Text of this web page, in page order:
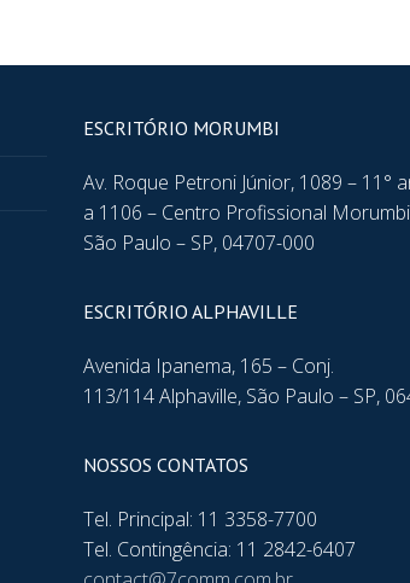
ESCRITÓRIO MORUMBI
Av. Roque Petroni Júnior, 1089 – 11°
a 1106 – Centro Profissional
São Paulo – SP, 04707-000
ESCRITÓRIO ALPHAVILLE
Avenida Ipanema, 165 – Conj.
113/114 Alphaville, São Paulo – SP,
NOSSOS CONTATOS
Tel. Principal: 11 3358-7700
Tel. Contingência: 11 2842-6407